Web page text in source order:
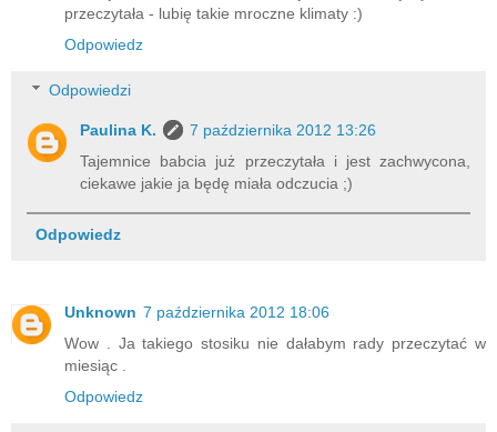
przeczytała - lubię takie mroczne klimaty :)
Odpowiedz
Odpowiedzi
Paulina K.
7 października 2012 13:26
Tajemnice babcia już przeczytała i jest zachwycona,
ciekawe jakie ja będę miała odczucia ;)
Odpowiedz
Unknown 7 października 2012 18:06
Wow . Ja takiego stosiku nie dałabym rady przeczytać w
miesiąc .
Odpowiedz